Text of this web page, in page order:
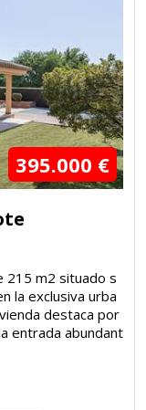
395.000 €
215 m2 situado s
la exclusiva urba
destaca por
entrada abundant